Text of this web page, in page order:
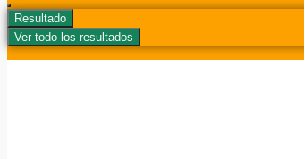
Resultado
Ver todo los resultados